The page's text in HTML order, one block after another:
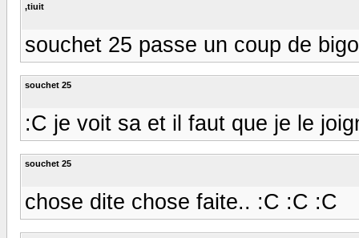
,tiuit
souchet 25 passe un coup de
souchet 25
:C je voit sa et il faut que je le
souchet 25
chose dite chose faite.. :C :C :C